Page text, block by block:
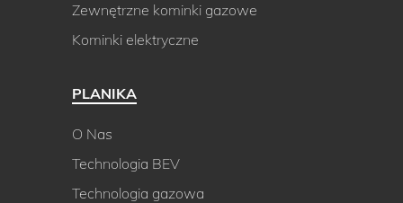
Zewnętrzne kominki gazowe
Kominki elektryczne
PLANIKA
O Nas
Technologia BEV
Technologia gazowa